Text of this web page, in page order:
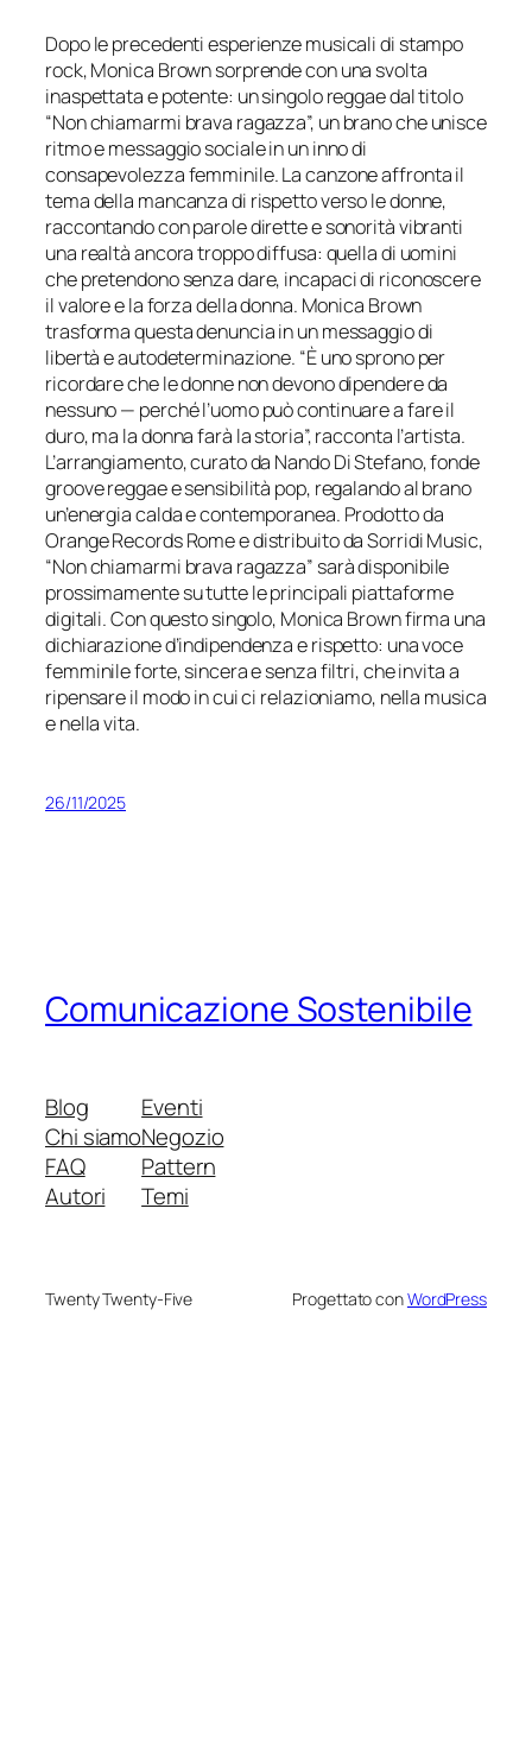
Dopo le precedenti esperienze musicali di stampo
rock, Monica Brown sorprende con una svolta
inaspettata e potente: un singolo reggae dal titolo
“Non chiamarmi brava ragazza”, un brano che unisce
ritmo e messaggio sociale in un inno di
consapevolezza femminile. La canzone affronta il
tema della mancanza di rispetto verso le donne,
raccontando con parole dirette e sonorità vibranti
una realtà ancora troppo diffusa: quella di uomini
che pretendono senza dare, incapaci di riconoscere
il valore e la forza della donna. Monica Brown
trasforma questa denuncia in un messaggio di
libertà e autodeterminazione. “È uno sprono per
ricordare che le donne non devono dipendere da
nessuno — perché l’uomo può continuare a fare il
duro, ma la donna farà la storia”, racconta l’artista.
L’arrangiamento, curato da Nando Di Stefano, fonde
groove reggae e sensibilità pop, regalando al brano
un’energia calda e contemporanea. Prodotto da
Orange Records Rome e distribuito da Sorridi Music,
“Non chiamarmi brava ragazza” sarà disponibile
prossimamente su tutte le principali piattaforme
digitali. Con questo singolo, Monica Brown firma una
dichiarazione d’indipendenza e rispetto: una voce
femminile forte, sincera e senza filtri, che invita a
ripensare il modo in cui ci relazioniamo, nella musica
e nella vita.
26/11/2025
Comunicazione Sostenibile
Blog
Chi siamo
FAQ
Autori
Eventi
Negozio
Pattern
Temi
Twenty Twenty-Five Progettato conWordPress